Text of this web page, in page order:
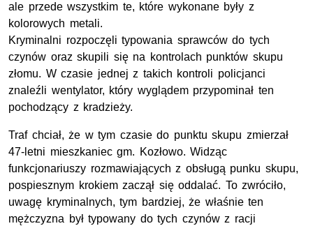
ale przede wszystkim te, które wykonane były z
kolorowych metali.
Kryminalni rozpoczęli typowania sprawców do tych
czynów oraz skupili się na kontrolach punktów skupu
złomu. W czasie jednej z takich kontroli policjanci
znaleźli wentylator, który wyglądem przypominał ten
pochodzący z kradzieży.
Traf chciał, że w tym czasie do punktu skupu zmierzał
47-letni mieszkaniec gm. Kozłowo. Widząc
funkcjonariuszy rozmawiających z obsługą punku skupu,
pospiesznym krokiem zaczął się oddalać. To zwróciło,
uwagę kryminalnych, tym bardziej, że właśnie ten
mężczyzna był typowany do tych czynów z racji